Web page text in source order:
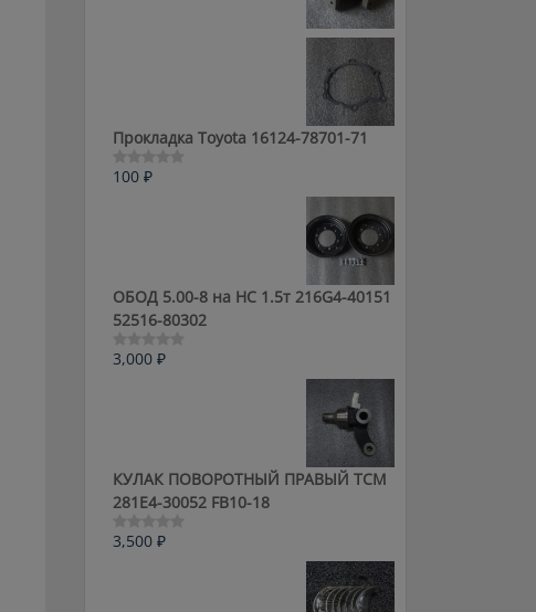
Прокладка Toyota 16124-78701-71
Оценка
100 ₽
ОБОД 5.00-8 на HC 1.5т 216G4-40151
52516-80302
Оценка
3,000 ₽
КУЛАК ПОВОРОТНЫЙ ПРАВЫЙ ТСМ
281E4-30052 FB10-18
Оценка
3,500 ₽